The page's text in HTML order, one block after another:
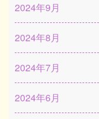
2024年9月
2024年8月
2024年7月
2024年6月